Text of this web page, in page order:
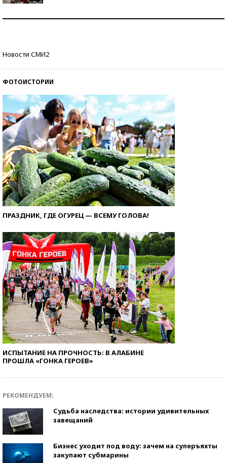
Новости СМИ2
ФОТОИСТОРИИ
ПРАЗДНИК, ГДЕ ОГУРЕЦ — ВСЕМУ ГОЛОВА!
ИСПЫТАНИЕ НА ПРОЧНОСТЬ: В АЛАБИНЕ
ПРОШЛА «ГОНКА ГЕРОЕВ»
РЕКОМЕНДУЕМ:
Судьба наследства: истории удивительных
завещаний
Бизнес уходит под воду: зачем на суперъяхты
закупают субмарины